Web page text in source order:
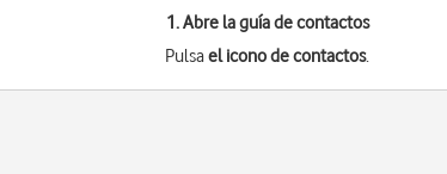
1. Abre la guía de contactos
Pulsael icono de contactos.